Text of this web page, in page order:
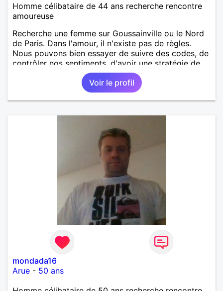
Homme célibataire de 44 ans recherche rencontre
amoureuse
Recherche une femme sur Goussainville ou le Nord
de Paris. Dans l'amour, il n'existe pas de règles.
Nous pouvons bien essayer de suivre des codes, de
contrôler nos sentiments, d'avoir une stratégie de
comportement, tout cela ne sert à rien. C'est le
coeur qui décide, et c'est lui qui fait loi.
Voir le profil
mondada16
Arue - 50 ans